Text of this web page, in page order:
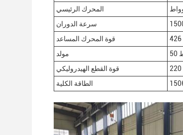
المحرك الرئيسي
سرعة الدوران
قوة المحرك المساعد
مولد
قوة القطع الهيدروليكي
الطاقة الكلية